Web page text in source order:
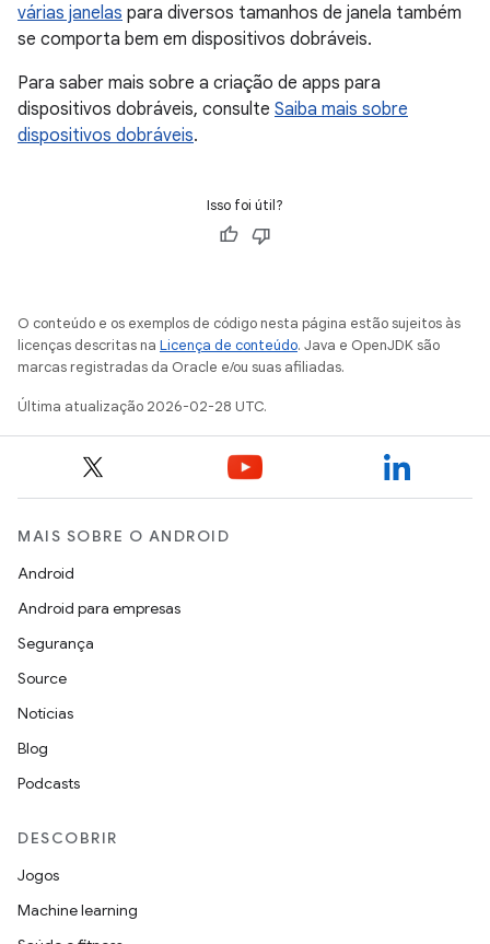
várias janelas para diversos tamanhos de janela também
se comporta bem em dispositivos dobráveis.
Para saber mais sobre a criação de apps para
dispositivos dobráveis, consulte Saiba mais sobre
dispositivos dobráveis.
Isso foi útil?
O conteúdo e os exemplos de código nesta página estão sujeitos às
licenças descritas na Licença de conteúdo. Java e OpenJDK são
marcas registradas da Oracle e/ou suas afiliadas.
Última atualização 2026-02-28 UTC.
MAIS SOBRE O ANDROID
Android
Android para empresas
Segurança
Source
Notícias
Blog
Podcasts
DESCOBRIR
Jogos
Machine learning